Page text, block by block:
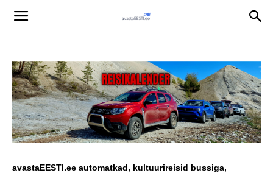
avastaEESTI.ee automatkad, kultuurireisid bussiga,